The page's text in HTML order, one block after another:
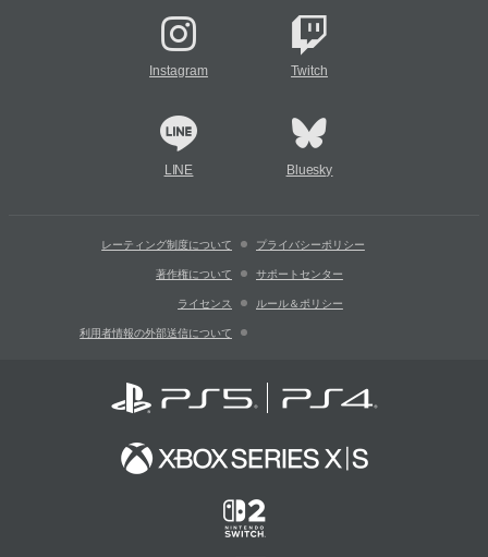
Instagram Twitch
LINE Bluesky
レーティング制度について プライバシーポリシー
著作権について サポートセンター
ライセンス ルール＆ポリシー
利用者情報の外部送信について